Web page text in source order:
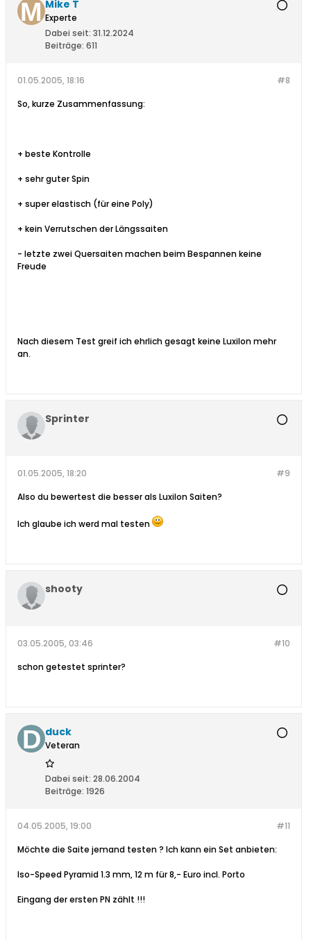
Mike T
Experte
Dabei seit: 31.12.2024
Beiträge: 611
#8
01.05.2005, 18:16
So, kurze Zusammenfassung:
+ beste Kontrolle
+ sehr guter Spin
+ super elastisch (für eine Poly)
+ kein Verrutschen der Längssaiten
- letzte zwei Quersaiten machen beim Bespannen keine
Freude
Nach diesem Test greif ich ehrlich gesagt keine Luxilon mehr
an.
Sprinter
#9
01.05.2005, 18:20
Also du bewertest die besser als Luxilon Saiten?
Ich glaube ich werd mal testen
shooty
#10
03.05.2005, 03:46
schon getestet sprinter?
duck
Veteran
Dabei seit: 28.06.2004
Beiträge: 1926
#11
04.05.2005, 19:00
Möchte die Saite jemand testen ? Ich kann ein Set anbieten:
Iso-Speed Pyramid 1.3 mm, 12 m für 8,- Euro incl. Porto
Eingang der ersten PN zählt !!!